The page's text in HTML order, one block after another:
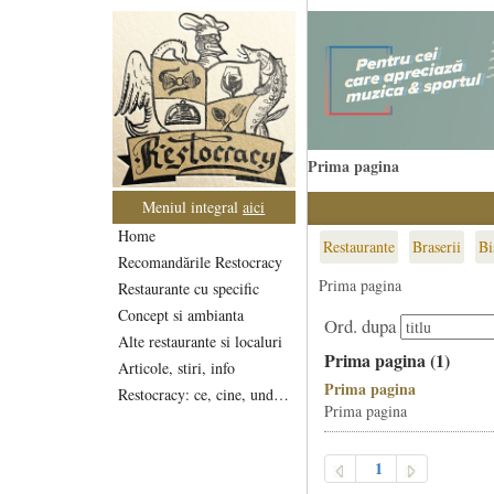
Meniul integralaici
Home
Recomandările Restocracy
Restaurante cu specific
Concept si ambianta
Alte restaurante si localuri
Articole, stiri, info
Restocracy: ce, cine, unde...
Prima pagina
Restaurante Braserii
Prima pagina
Ord. dupa
Prima pagina (1)
Prima pagina
Prima pagina
1